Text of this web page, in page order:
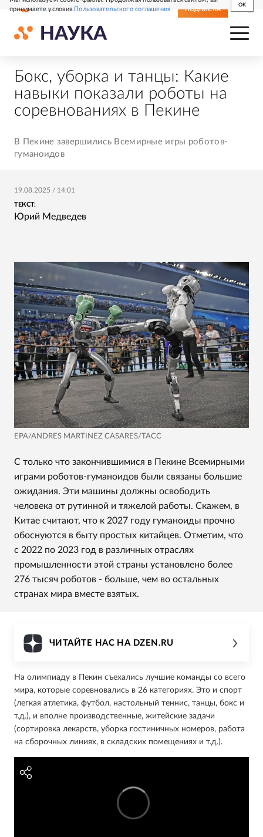
принимаете условияПользовательского соглашения
OK
СВЕЖИЙ НОМЕР ПОДПИСКА
Бокс, уборка и танцы: Какие
навыки показали роботы на
соревнованиях в Пекине
В Пекине завершились Всемирные игры роботов-
гуманоидов
19.08.2025 / 14:01
ТЕКСТ:
Юрий Медведев
EPA/ANDRES MARTINEZ CASARES/ТАСС
С только что закончившимися в Пекине Всемирными
играми роботов-гуманоидов были связаны большие
ожидания. Эти машины должны освободить
человека от рутинной и тяжелой работы. Скажем, в
Китае считают, что к 2027 году гуманоиды прочно
обоснуются в быту простых китайцев. Отметим, что
с 2022 по 2023 год в различных отраслях
промышленности этой страны установлено более
276 тысяч роботов - больше, чем во остальных
странах мира вместе взятых.
ЧИТАЙТЕ НАС НА DZEN.RU
На олимпиаду в Пекин съехались лучшие команды со всего
мира, которые соревновались в 26 категориях. Это и спорт
(легкая атлетика, футбол, настольный теннис, танцы, бокс и
т.д.), и вполне производственные, житейские задачи
(сортировка лекарств, уборка гостиничных номеров, работа
на сборочных линиях, в складских помещениях и т.д.).